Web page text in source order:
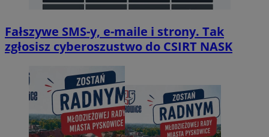
Fałszywe SMS-y, e-maile i strony. Tak
zgłosisz cyberoszustwo do CSIRT NASK